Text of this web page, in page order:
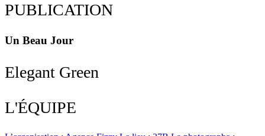
PUBLICATION
Un Beau Jour
Elegant Green
L'ÉQUIPE